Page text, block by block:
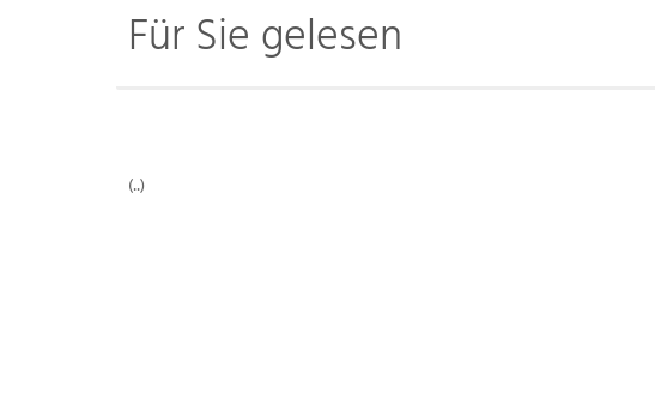
Für Sie gelesen
(..)